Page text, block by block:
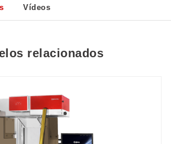
Vídeos
relacionados